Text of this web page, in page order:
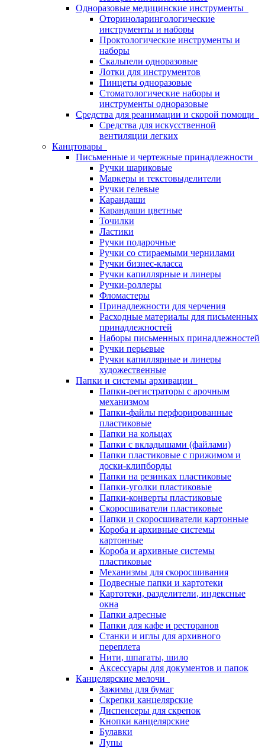
Одноразовые медицинские инструменты
Оториноларингологические
инструменты и наборы
Проктологические инструменты и
наборы
Скальпели одноразовые
Лотки для инструментов
Пинцеты одноразовые
Стоматологические наборы и
инструменты одноразовые
Средства для реанимации и скорой помощи
Средства для искусственной
вентиляции легких
Канцтовары
Письменные и чертежные принадлежности
Ручки шариковые
Маркеры и текстовыделители
Ручки гелевые
Карандаши
Карандаши цветные
Точилки
Ластики
Ручки подарочные
Ручки со стираемыми чернилами
Ручки бизнес-класса
Ручки капиллярные и линеры
Ручки-роллеры
Фломастеры
Принадлежности для черчения
Расходные материалы для письменных
принадлежностей
Наборы письменных принадлежностей
Ручки перьевые
Ручки капиллярные и линеры
художественные
Папки и системы архивации
Папки-регистраторы с арочным
механизмом
Папки-файлы перфорированные
пластиковые
Папки на кольцах
Папки с вкладышами (файлами)
Папки пластиковые с прижимом и
доски-клипборды
Папки на резинках пластиковые
Папки-уголки пластиковые
Папки-конверты пластиковые
Скоросшиватели пластиковые
Папки и скоросшиватели картонные
Короба и архивные системы
картонные
Короба и архивные системы
пластиковые
Механизмы для скоросшивания
Подвесные папки и картотеки
Картотеки, разделители, индексные
окна
Папки адресные
Папки для кафе и ресторанов
Станки и иглы для архивного
переплета
Нити, шпагаты, шило
Аксессуары для документов и папок
Канцелярские мелочи
Зажимы для бумаг
Скрепки канцелярские
Диспенсеры для скрепок
Кнопки канцелярские
Булавки
Лупы